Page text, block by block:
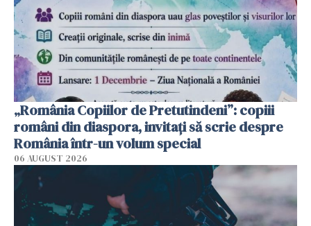
„România Copiilor de Pretutindeni”: copiii
români din diaspora, invitați să scrie despre
România într-un volum special
06 AUGUST 2026